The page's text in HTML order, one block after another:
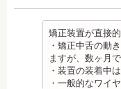
・矯正装置を装
直後に痛みを感
まる場合が多い
きにしみる「知
すが、基本的に
場合は、歯科医
金属アレルギー
矯正装置が直接
・矯正中舌の動
ますが、数ヶ月
・装置の装着中
・一般的なワイ